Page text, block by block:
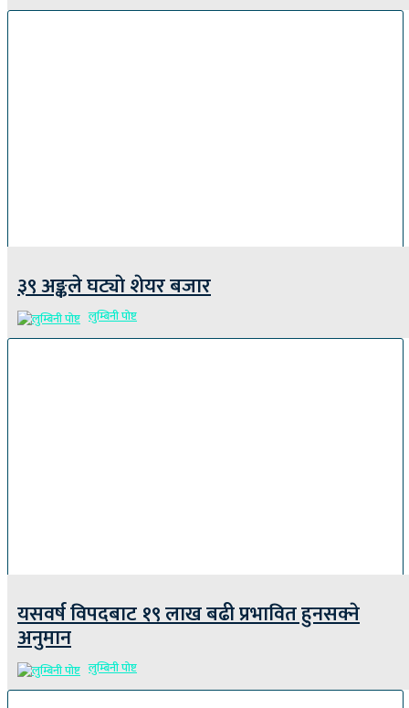
३९ अङ्कले घट्याे शेयर बजार
लुम्बिनी पोष्ट
यसवर्ष विपदबाट १९ लाख बढी प्रभावित हुनसक्ने
अनुमान
लुम्बिनी पोष्ट